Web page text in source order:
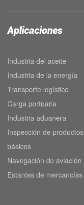
Aplicaciones
Industria del aceite
Industria de la energía
Transporte logístico
Carga portuaria
Industria aduanera
Inspección de productos
básicos
Navegación de aviación
Estantes de mercancías